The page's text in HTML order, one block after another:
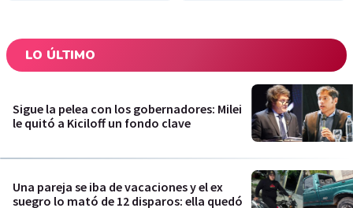
LO ÚLTIMO
Sigue la pelea con los gobernadores: Milei
le quitó a Kiciloff un fondo clave
Una pareja se iba de vacaciones y el ex
suegro lo mató de 12 disparos: ella quedó